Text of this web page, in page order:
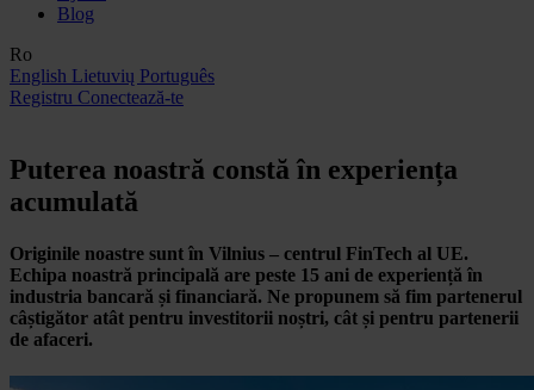
Blog
Ro
English Lietuvių Português
Registru Conectează-te
Puterea noastră constă în experiența
acumulată
Originile noastre sunt în Vilnius – centrul FinTech al UE.
Echipa noastră principală are peste 15 ani de experiență în
industria bancară și financiară. Ne propunem să fim partenerul
câștigător atât pentru investitorii noștri, cât și pentru partenerii
de afaceri.